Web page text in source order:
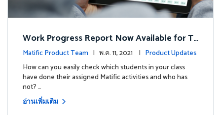
Work Progress Report Now Available for Te
achers
Matific Product Team | พ.ค. 11, 2021 | Product Updates
How can you easily check which students in your class
have done their assigned Matific activities and who has
not? …
อ่านเพิ่มเติม